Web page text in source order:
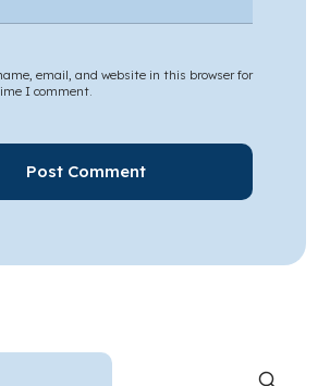
email, and website in this browser for
I comment.